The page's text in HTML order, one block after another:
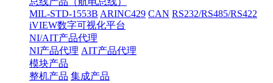
MIL-STD-1553B ARINC429 CAN RS232/RS485/RS422
iVIEW数字可视化平台
NI/AIT产品代理
NI产品代理 AIT产品代理
模块产品
整机产品 集成产品